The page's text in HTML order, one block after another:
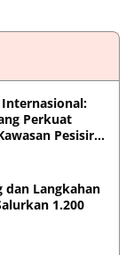
Internasional:
Perkuat
Pesisir
dan Langkahan
1.200